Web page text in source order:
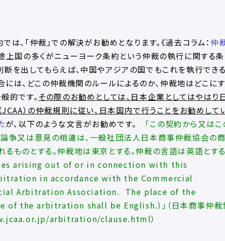
、「仲裁」での解決がお勧めとなります。《過去コラム： 仲
上国の多くがニューヨーク条約という仲裁の執行に関する条
を出してもらえば、中国やアジアの国でもこれを執行できる
は、どこの仲裁機関のルールによるのか、仲裁地はどこにす
的です。その際のお勧めとしては、日本企業としてはやはり
）の仲裁規則に従い、日本国内で行うことをお勧めして
が、以下のような文言がお勧めです。 「この契約から又はこ
争又は意見の相違は、一般社団法人日本商事仲裁協会の商
ものとする。仲裁地は東京とする。仲裁の言語は英語とする
arising out of or in connection with this
in accordance with the Commercial
Arbitration Association. The place of the
the arbitration shall be English.）」（日本商事仲裁
arbitration/clause.html）